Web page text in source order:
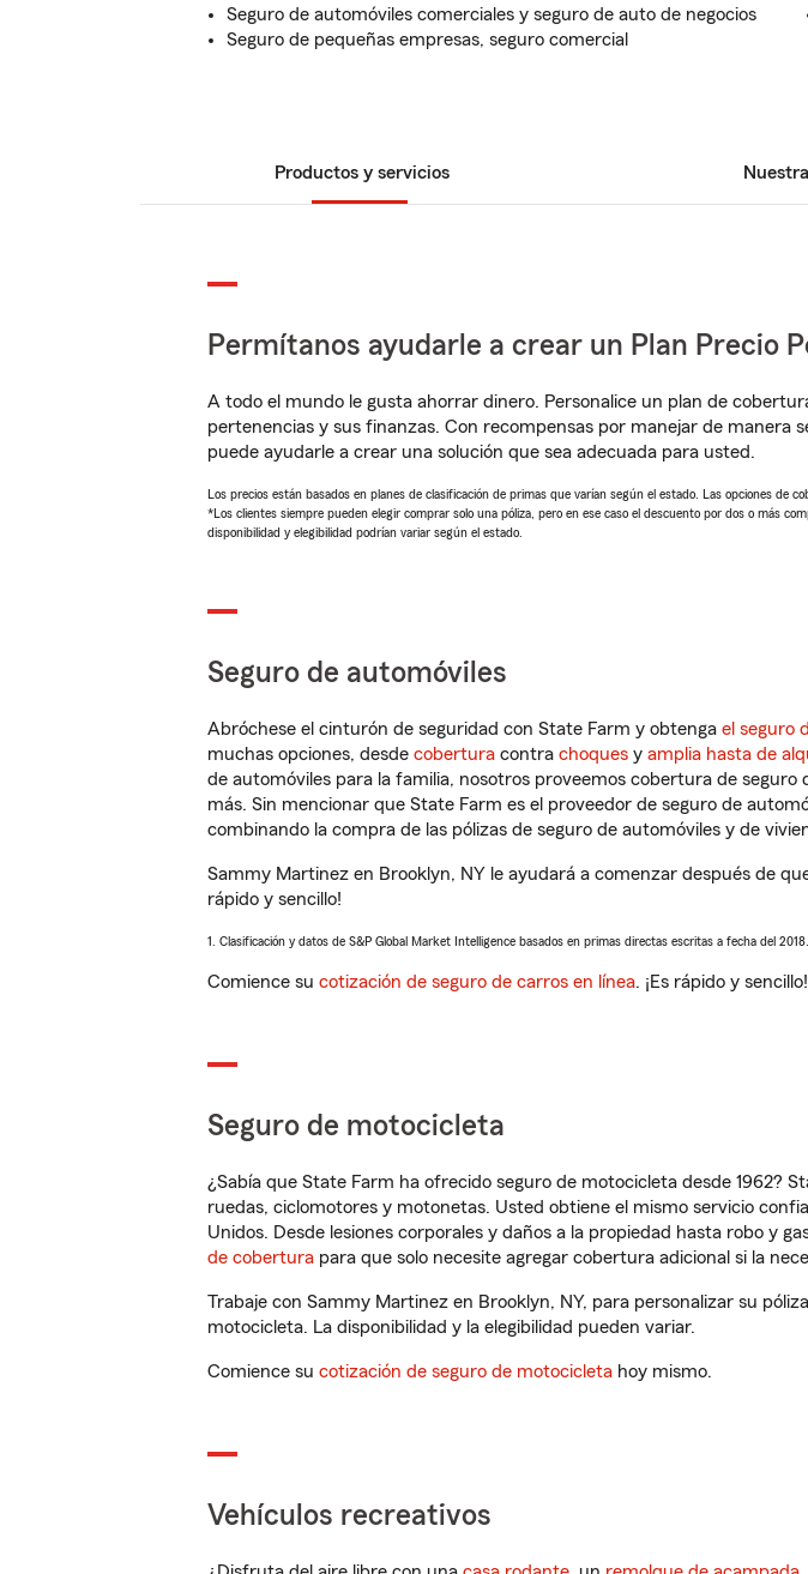
Seguro de automóviles comerciales y seguro de auto de negocios
Seguro de pequeñas empresas, seguro comercial
Productos y servicios
Permítanos ayudarle a crear un Plan Precio
A todo el mundo le gusta ahorrar dinero. Personalice un plan de
pertenencias y sus finanzas. Con recompensas por manejar de
puede ayudarle a crear una solución que sea adecuada para usted.
Los precios están basados en planes de clasificación de primas que varían según el estado. Las opciones de
*Los clientes siempre pueden elegir comprar solo una póliza, pero en ese caso el descuento por dos o más
disponibilidad y elegibilidad podrían variar según el estado.
Seguro de automóviles
Abróchese el cinturón de seguridad con State Farm y obtenga el seguro
muchas opciones, desde cobertura contra choques y amplia hasta de
de automóviles para la familia, nosotros proveemos cobertura de
más. Sin mencionar que State Farm es el proveedor de seguro de
combinando la compra de las pólizas de seguro de automóviles y de
Sammy Martinez en Brooklyn, NY le ayudará a comenzar después de
rápido y sencillo!
1. Clasificación y datos de S&P Global Market Intelligence basados en primas directas escritas a fecha del 2018.
Comience su cotización de seguro de carros en línea. ¡Es rápido y sencillo!
Seguro de motocicleta
¿Sabía que State Farm ha ofrecido seguro de motocicleta desde 1962?
ruedas, ciclomotores y motonetas. Usted obtiene el mismo servicio
Unidos. Desde lesiones corporales y daños a la propiedad hasta robo y
de cobertura para que solo necesite agregar cobertura adicional si la
Trabaje con Sammy Martinez en Brooklyn, NY, para personalizar su
motocicleta. La disponibilidad y la elegibilidad pueden variar.
Comience su cotización de seguro de motocicleta hoy mismo.
Vehículos recreativos